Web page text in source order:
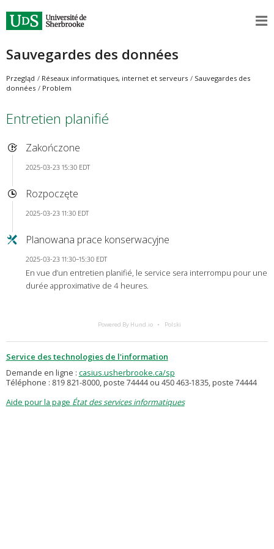
Sauvegardes des données
Przegląd Réseaux informatiques, internet et serveurs
Sauvegardes des
données
Problem
Entretien planifié
Zakończone
2025-03-23 15:30 EDT
Rozpoczęte
2025-03-23 11:30 EDT
Planowana prace konserwacyjne
2025-03-23 11:30–15:30 EDT
En vue d’un entretien planifié, le service sera interrompu pour une
durée approximative de 4 heures.
Powered By Hund.io Polski
Service des technologies de l'information
Demande en ligne : casius.usherbrooke.ca/sp
Téléphone : 819 821-8000, poste 74444 ou 450 463-1835, poste 74444
Aide pour la page État des services informatiques